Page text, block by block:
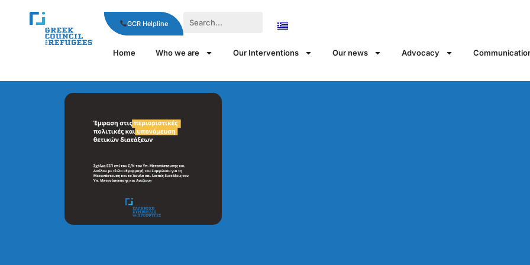
GCR Helpline
Home Who we are Our Interventions Our news Αdvocacy